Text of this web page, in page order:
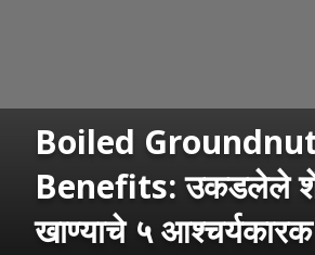
Boiled
Benefits: उकडलेले
खाण्याचे ५